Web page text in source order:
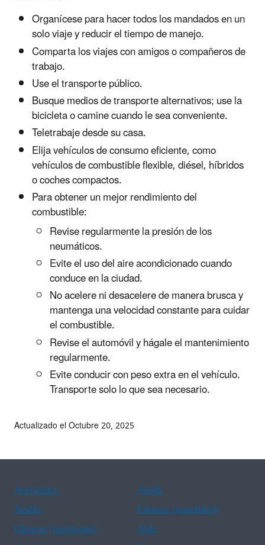
Organícese para hacer todos los mandados en un
solo viaje y reducir el tiempo de manejo.
Comparta los viajes con amigos o compañeros de
trabajo.
Use el transporte público.
Busque medios de transporte alternativos; use la
bicicleta o camine cuando le sea conveniente.
Teletrabaje desde su casa.
Elija vehículos de consumo eficiente, como
vehículos de combustible flexible, diésel, híbridos
o coches compactos.
Para obtener un mejor rendimiento del
combustible:
Revise regularmente la presión de los
neumáticos.
Evite el uso del aire acondicionado cuando
conduce en la ciudad.
No acelere ni desacelere de manera brusca y
mantenga una velocidad constante para cuidar
el combustible.
Revise el automóvil y hágale el mantenimiento
regularmente.
Evite conducir con peso extra en el vehículo.
Transporte solo lo que sea necesario.
Actualizado el Octubre 20, 2025
Assistance
Ayuda
Arabic
Chinese (simplified)
Chinese (traditional)
Aide